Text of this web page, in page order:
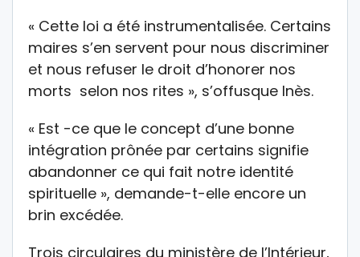
« Cette loi a été instrumentalisée. Certains
maires s’en servent pour nous discriminer
et nous refuser le droit d’honorer nos
morts selon nos rites », s’offusque Inès.
« Est -ce que le concept d’une bonne
intégration prônée par certains signifie
abandonner ce qui fait notre identité
spirituelle », demande-t-elle encore un
brin excédée.
Trois circulaires du ministère de l’Intérieur,